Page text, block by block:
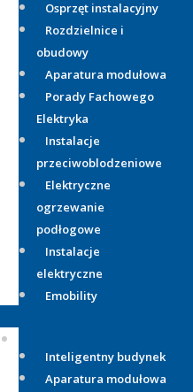
Osprzęt instalacyjny
Rozdzielnice i
obudowy
Aparatura modułowa
Porady Fachowego
Elektryka
Instalacje
przeciwoblodzeniowe
Elektryczne
ogrzewanie
podłogowe
Instalacje
elektryczne
Emobility
Inteligentny budynek
Aparatura modułowa